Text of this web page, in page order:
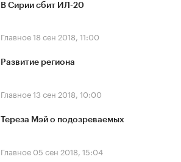
В Сирии сбит ИЛ-20
Главное18 сен 2018, 11:00
Развитие региона
Главное13 сен 2018, 10:00
Тереза Мэй о подозреваемых
Главное 05 сен 2018, 15:04